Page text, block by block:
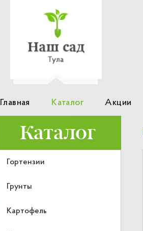
Главная Каталог Акции
Каталог
Гортензии
Грунты
Картофель